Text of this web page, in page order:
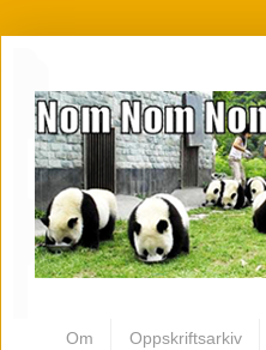
Om Oppskriftsarkiv